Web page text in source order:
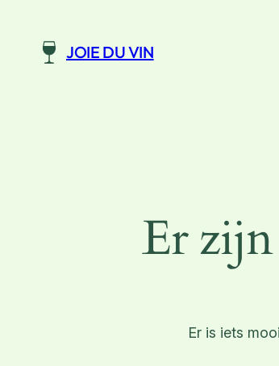
JOIE DU VIN
Er
Er is iets